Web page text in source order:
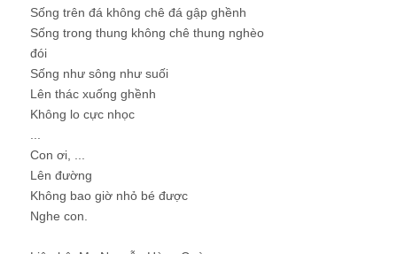
Sống trên đá không chê đá gập ghềnh
Sống trong thung không chê thung nghèo
đói
Sống như sông như suối
Lên thác xuống ghềnh
Không lo cực nhọc
Con ơi, ...
Lên đường
Không bao giờ nhỏ bé được
Nghe con.